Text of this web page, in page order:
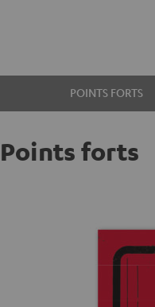
POINTS FORTS
Points forts